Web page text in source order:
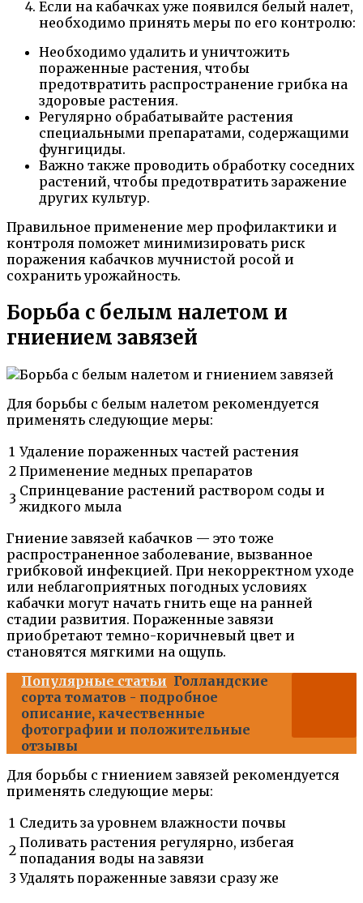
Если на кабачках уже появился белый налет,
необходимо принять меры по его контролю:
Необходимо удалить и уничтожить
пораженные растения, чтобы
предотвратить распространение грибка на
здоровые растения.
Регулярно обрабатывайте растения
специальными препаратами, содержащими
фунгициды.
Важно также проводить обработку соседних
растений, чтобы предотвратить заражение
других культур.
Правильное применение мер профилактики и
контроля поможет минимизировать риск
поражения кабачков мучнистой росой и
сохранить урожайность.
Борьба с белым налетом и
гниением завязей
Для борьбы с белым налетом рекомендуется
применять следующие меры:
1 Удаление пораженных частей растения
2 Применение медных препаратов
3 Спринцевание растений раствором соды и
жидкого мыла
Гниение завязей кабачков — это тоже
распространенное заболевание, вызванное
грибковой инфекцией. При некорректном уходе
или неблагоприятных погодных условиях
кабачки могут начать гнить еще на ранней
стадии развития. Пораженные завязи
приобретают темно-коричневый цвет и
становятся мягкими на ощупь.
Популярные статьи Голландские
сорта томатов - подробное
описание, качественные
фотографии и положительные
отзывы
Для борьбы с гниением завязей рекомендуется
применять следующие меры:
1 Следить за уровнем влажности почвы
2 Поливать растения регулярно, избегая
попадания воды на завязи
3 Удалять пораженные завязи сразу же